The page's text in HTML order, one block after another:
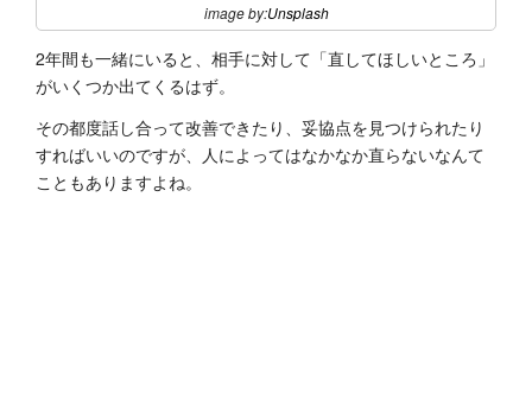
image by:Unsplash
2年間も一緒にいると、相手に対して「直してほしいところ」
がいくつか出てくるはず。
その都度話し合って改善できたり、妥協点を見つけられたり
すればいいのですが、人によってはなかなか直らないなんて
こともありますよね。